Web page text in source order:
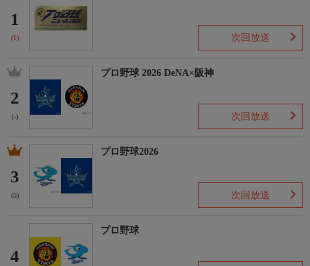
1
(1) 次回放送
2
(-)
プロ野球 2026 DeNA×阪神
次回放送
3
(5)
プロ野球2026
次回放送
4
プロ野球